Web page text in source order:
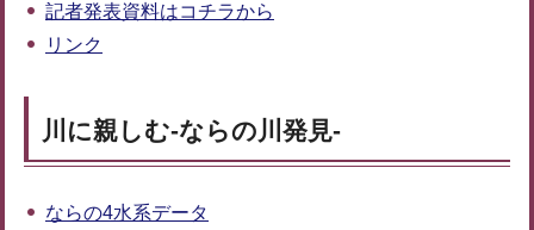
記者発表資料はコチラから
リンク
川に親しむ-ならの川発見-
ならの4水系データ